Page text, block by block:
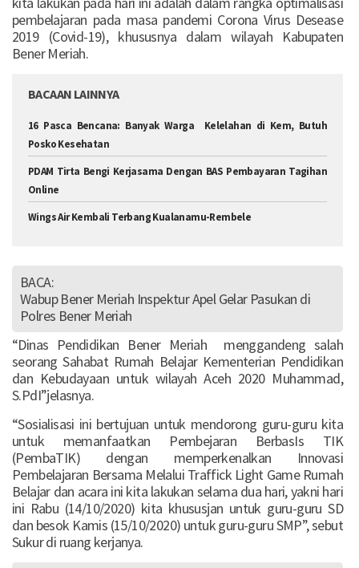
pembelajaran pada masa pandemi Corona Virus Desease
2019 (Covid-19), khususnya dalam wilayah Kabupaten
Bener Meriah.
BACAAN LAINNYA
16 Pasca Bencana: Banyak Warga Kelelahan di Kem, Butuh
Posko Kesehatan‎
PDAM Tirta Bengi Kerjasama Dengan BAS Pembayaran Tagihan
Online
Wings Air Kembali Terbang Kualanamu-Rembele
BACA:
Wabup Bener Meriah Inspektur Apel Gelar Pasukan di
Polres Bener Meriah
“Dinas Pendidikan Bener Meriah menggandeng salah
seorang Sahabat Rumah Belajar Kementerian Pendidikan
dan Kebudayaan untuk wilayah Aceh 2020 Muhammad,
S.PdI”jelasnya.
“Sosialisasi ini bertujuan untuk mendorong guru-guru kita
untuk memanfaatkan Pembejaran BerbasIs TIK
(PembaTIK) dengan memperkenalkan Innovasi
Pembelajaran Bersama Melalui Traffick Light Game Rumah
Belajar dan acara ini kita lakukan selama dua hari, yakni hari
ini Rabu (14/10/2020) kita khususjan untuk guru-guru SD
dan besok Kamis (15/10/2020) untuk guru-guru SMP”, sebut
Sukur di ruang kerjanya.